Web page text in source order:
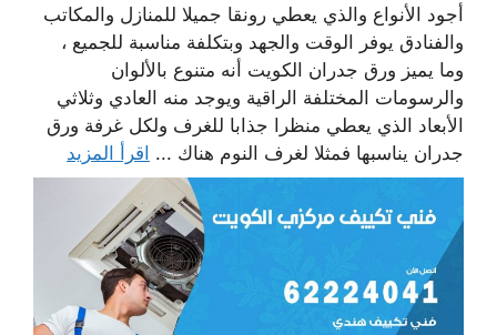
أجود الأنواع والذي يعطي رونقا جميلا للمنازل والمكاتب
والفنادق يوفر الوقت والجهد وبتكلفة مناسبة للجميع ،
وما يميز ورق جدران الكويت أنه متنوع بالألوان
والرسومات المختلفة الراقية ويوجد منه العادي وثلاثي
الأبعاد الذي يعطي منظرا جذابا للغرف ولكل غرفة ورق
جدران يناسبها فمثلا لغرف النوم هناك ... اقرأ المزيد